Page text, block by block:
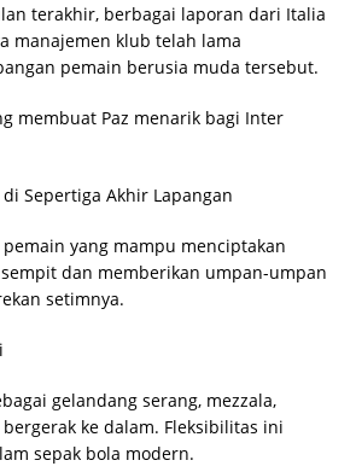
terakhir, berbagai laporan dari Italia
manajemen klub telah lama
pemain berusia muda tersebut.
membuat Paz menarik bagi Inter
Sepertiga Akhir Lapangan
pemain yang mampu menciptakan
dan memberikan umpan-umpan
setimnya.
gelandang serang, mezzala,
ke dalam. Fleksibilitas ini
sepak bola modern.